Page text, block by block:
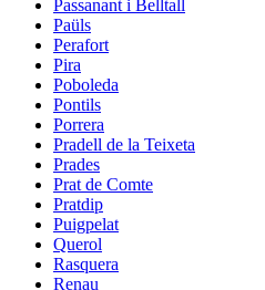
Passanant i Belltall
Paüls
Perafort
Pira
Poboleda
Pontils
Porrera
Pradell de la Teixeta
Prades
Prat de Comte
Pratdip
Puigpelat
Querol
Rasquera
Renau